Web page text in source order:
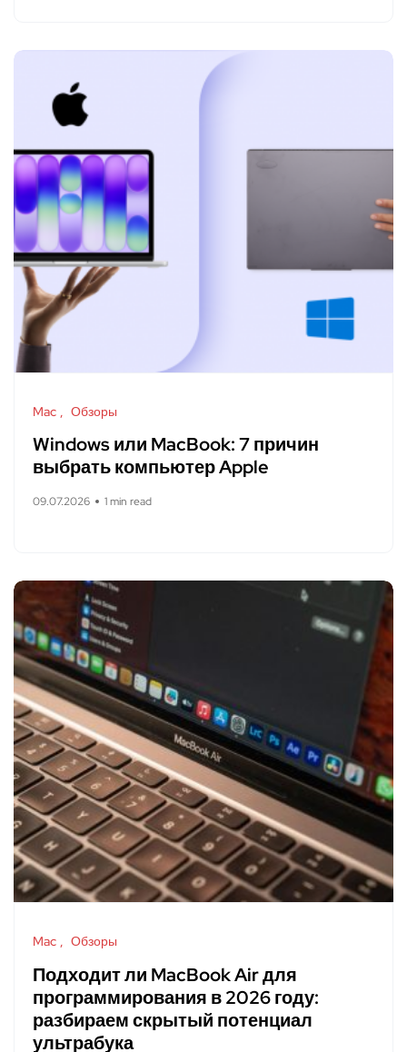
Mac Обзоры
Windows или MacBook: 7 причин
выбрать компьютер Apple
09.07.2026 1 min read
Mac Обзоры
Подходит ли MacBook Air для
программирования в 2026 году:
разбираем скрытый потенциал
ультрабука